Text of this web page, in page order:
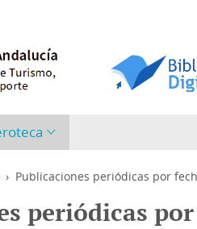
› Publicaciones periódicas por
periódicas